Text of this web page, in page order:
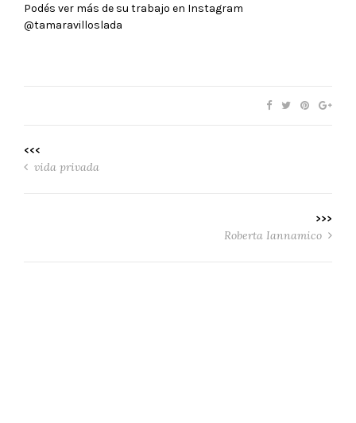
Podés ver más de su trabajo en Instagram
@tamaravilloslada
<<<
vida privada
>>>
Roberta Iannamico